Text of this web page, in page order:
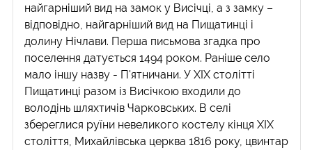
найгарніший вид на замок у Висічці, а з замку –
відповідно, найгарніший вид на Пищатинці і
долину Нічлави. Перша письмова згадка про
поселення датується 1494 роком. Раніше село
мало іншу назву - П'ятничани. У ХІХ столітті
Пищатинці разом із Висічкою входили до
володінь шляхтичів Чарковських. В селі
збереглися руїни невеликого костелу кінця ХІХ
століття, Михайлівська церква 1816 року, цвинтар